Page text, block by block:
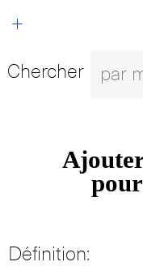
+
Chercher
Définition: